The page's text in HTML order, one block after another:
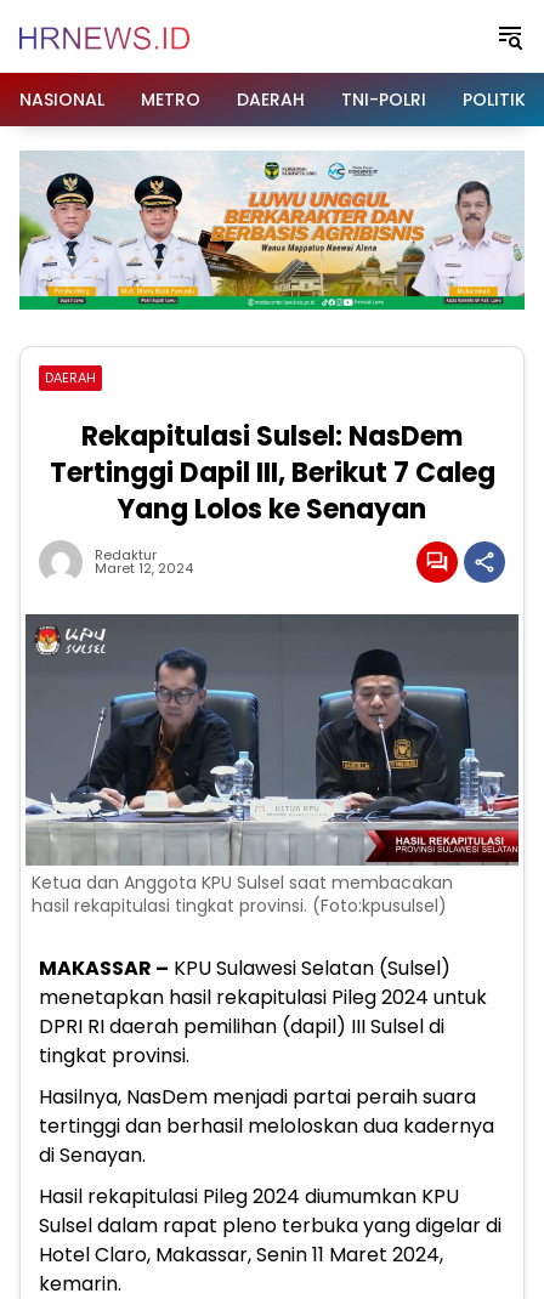
NASIONAL
METRO DAERAH TNI-POLRI POLITIK
DAERAH
Rekapitulasi Sulsel: NasDem
Tertinggi Dapil III, Berikut 7 Caleg
Yang Lolos ke Senayan
Redaktur
Maret 12, 2024
Ketua dan Anggota KPU Sulsel saat membacakan
hasil rekapitulasi tingkat provinsi. (Foto:kpusulsel)
MAKASSAR – KPU Sulawesi Selatan (Sulsel)
menetapkan hasil rekapitulasi Pileg 2024 untuk
DPRI RI daerah pemilihan (dapil) III Sulsel di
tingkat provinsi.
Hasilnya, NasDem menjadi partai peraih suara
tertinggi dan berhasil meloloskan dua kadernya
di Senayan.
Hasil rekapitulasi Pileg 2024 diumumkan KPU
Sulsel dalam rapat pleno terbuka yang digelar di
Hotel Claro, Makassar, Senin 11 Maret 2024,
kemarin.